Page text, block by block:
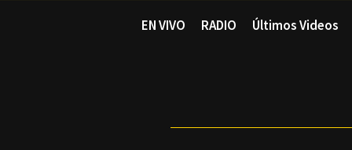
EN VIVO RADIO Últimos Videos